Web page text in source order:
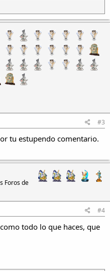
#3
tu estupendo comentario.
Foros de
#4
todo lo que haces, que